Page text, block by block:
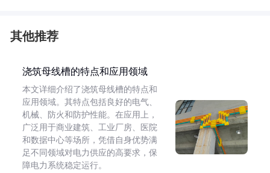
其他推荐
浇筑母线槽的特点和应用领域
本文详细介绍了浇筑母线槽的特点和
应用领域。其特点包括良好的电气、
机械、防火和防护性能。在应用上，
广泛用于商业建筑、工业厂房、医院
和数据中心等场所，凭借自身优势满
足不同领域对电力供应的高要求，保
障电力系统稳定运行。